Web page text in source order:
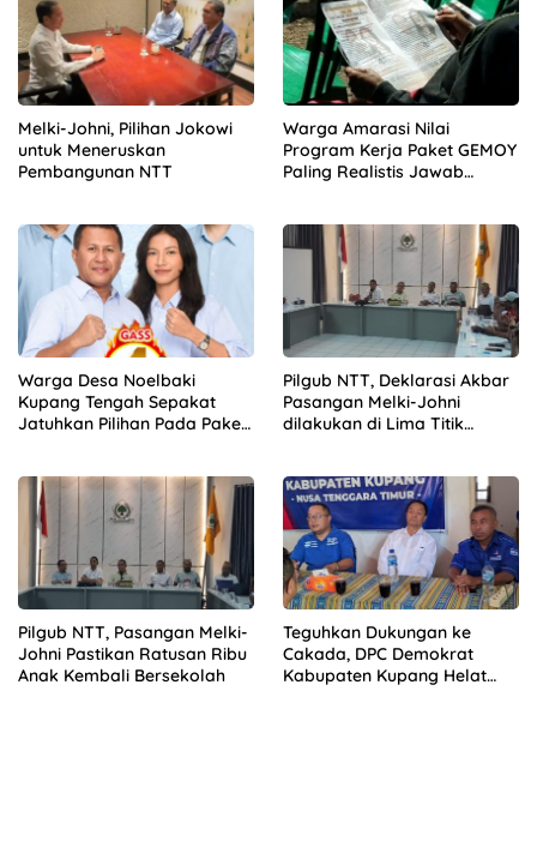
Melki-Johni, Pilihan Jokowi
untuk Meneruskan
Pembangunan NTT
Warga Amarasi Nilai
Program Kerja Paket GEMOY
Paling Realistis Jawab
Warga Desa Noelbaki
Kupang Tengah Sepakat
Jatuhkan Pilihan Pada Paket
Pilgub NTT, Deklarasi Akbar
Pasangan Melki-Johni
dilakukan di Lima Titik
Pilgub NTT, Pasangan Melki-
Johni Pastikan Ratusan Ribu
Anak Kembali Bersekolah
Teguhkan Dukungan ke
Cakada, DPC Demokrat
Kabupaten Kupang Helat